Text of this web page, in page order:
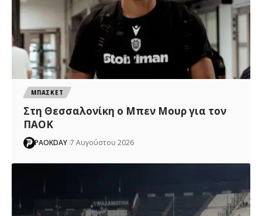
ΜΠΑΣΚΕΤ
Στη Θεσσαλονίκη ο Μπεν Μουρ για τον
ΠΑΟΚ
PAOKDAY 7 Αυγούστου 2026